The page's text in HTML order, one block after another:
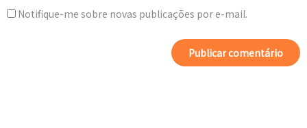
Notifique-me sobre novas publicações por e-mail.